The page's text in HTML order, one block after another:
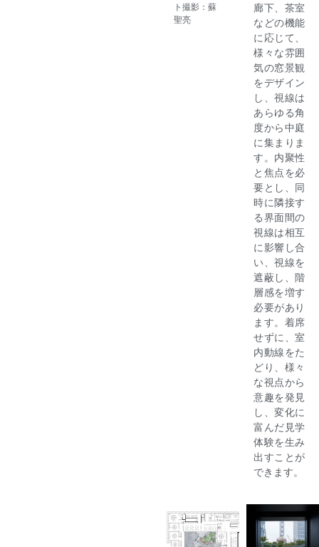
ト撮影：蘇
聖亮
廊下、茶室
などの機能
に応じて、
様々な雰囲
気の窓景観
をデザイン
し、視線は
あらゆる角
度から中庭
に集まりま
す。内聚性
と焦点を必
要とし、同
時に隣接す
る界面間の
視線は相互
に影響し合
い、視線を
遮蔽し、階
層感を増す
必要があり
ます。着席
せずに、室
内動線をた
どり、様々
な視点から
意趣を発見
し、変化に
富んだ見学
体験を生み
出すことが
できます。